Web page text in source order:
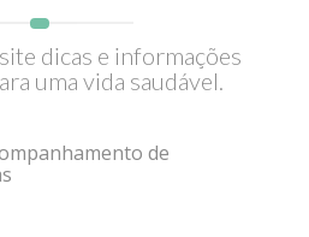
dicas e informações
uma vida saudável.
de